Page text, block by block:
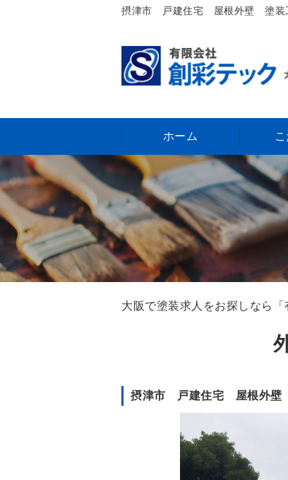
摂津市 戸建住宅 屋根外壁 塗装
ホーム
大阪で塗装求人をお探しなら
摂津市 戸建住宅 屋根外壁